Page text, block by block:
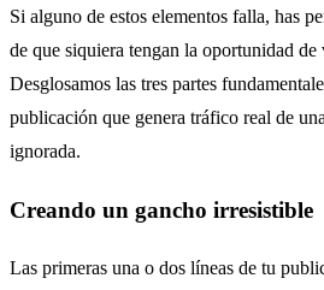
Si alguno de estos elementos falla, has
de que siquiera tengan la oportunidad
Desglosamos las tres partes
publicación que genera tráfico real de
ignorada.
Creando un gancho irresistible
Las primeras una o dos líneas de tu